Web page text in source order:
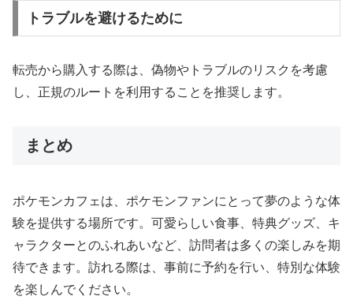
トラブルを避けるために
転売から購入する際は、偽物やトラブルのリスクを考慮
し、正規のルートを利用することを推奨します。
まとめ
ポケモンカフェは、ポケモンファンにとって夢のような体
験を提供する場所です。可愛らしい食事、特典グッズ、キ
ャラクターとのふれあいなど、訪問者は多くの楽しみを期
待できます。訪れる際は、事前に予約を行い、特別な体験
を楽しんでください。